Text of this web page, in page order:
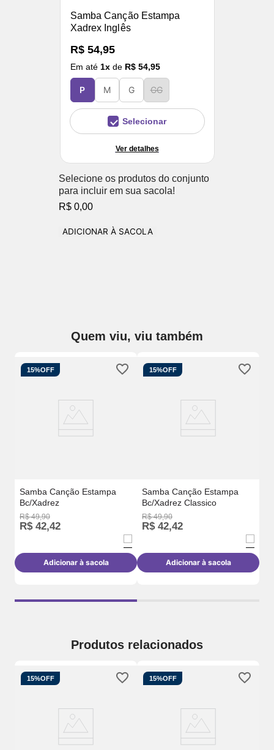
Samba Canção Estampa
Xadrex Inglês
R$ 54,95
Em até 1x de R$ 54,95
P M G GG
Selecionar
Ver detalhes
Selecione os produtos do conjunto
para incluir em sua sacola!
R$ 0,00
ADICIONAR À SACOLA
Quem viu, viu também
15%OFF
Samba Canção Estampa
Bc/Xadrez
R$ 49,90
R$ 42,42
Adicionar à sacola
15%OFF
Samba Canção Estampa
Bc/Xadrez Classico
R$ 49,90
R$ 42,42
Adicionar à sacola
Produtos relacionados
15%OFF 15%OFF